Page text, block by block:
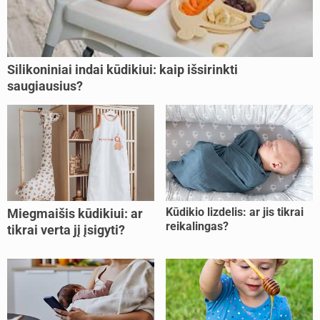
Silikoniniai indai kūdikiui: kaip išsirinkti
saugiausius?
Miegmaišis kūdikiui: ar
tikrai verta jį įsigyti?
Kūdikio lizdelis: ar jis tikrai
reikalingas?